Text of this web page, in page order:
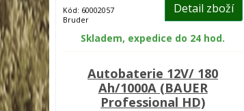
Kód: 60002057
Bruder
Detail zboží
Skladem, expedice do 24 hod.
Autobaterie 12V/ 180
Ah/1000A (BAUER
Professional HD)